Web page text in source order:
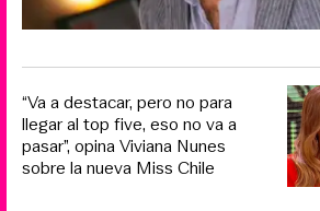
“Va a destacar, pero no para
llegar al top five, eso no va a
pasar”, opina Viviana Nunes
sobre la nueva Miss Chile